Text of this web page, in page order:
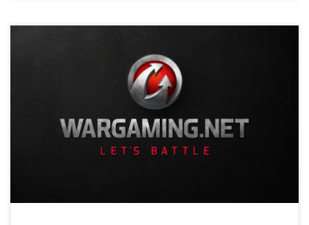
Prowadzący: Bartosz Łojewski, Patryk Sałacki Realizator: Agata
Gliniecka W pierwszej marcowej audycji meteor.exe poruszyliśmy
wiele ciekawych tematów. Na szczególną uwagę z pewnością
zasługuje rozmowa z przedstawicielem Wargaming.net na temat
miejsc stażowych w tej właśnie firmie. Poza tym zajrzeliśmy do